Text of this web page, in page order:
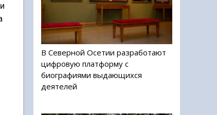
В Северной Осетии разработают
цифровую платформу с
биографиями выдающихся
деятелей